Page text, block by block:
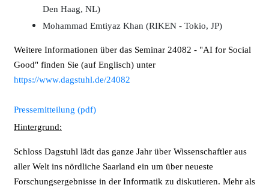
Den Haag, NL)
Mohammad Emtiyaz Khan (RIKEN - Tokio, JP)
Weitere Informationen über das Seminar 24082 - "AI for Social
Good" finden Sie (auf Englisch) unter
https://www.dagstuhl.de/24082
Pressemitteilung (pdf)
Hintergrund:
Schloss Dagstuhl lädt das ganze Jahr über Wissenschaftler aus
aller Welt ins nördliche Saarland ein um über neueste
Forschungsergebnisse in der Informatik zu diskutieren. Mehr als